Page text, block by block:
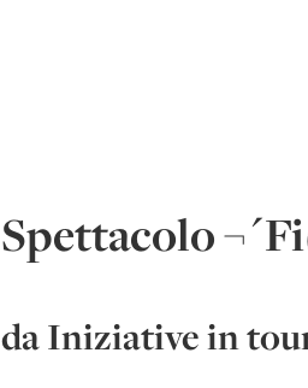
Spettacolo
da Iniziative in